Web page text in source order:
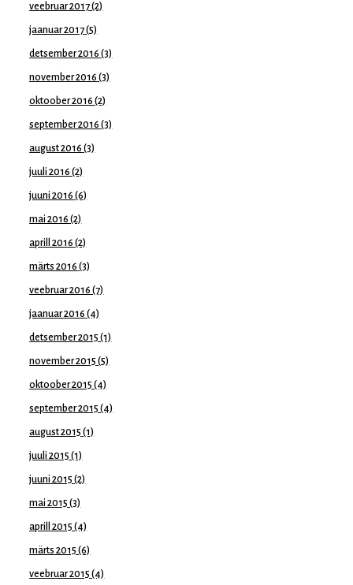
veebruar 2017(2)
jaanuar 2017(5)
detsember 2016 (3)
november 2016 (3)
oktoober 2016 (2)
september 2016 (3)
august 2016 (3)
juuli 2016 (2)
juuni 2016 (6)
mai 2016 (2)
aprill 2016 (2)
märts 2016 (3)
veebruar 2016 (7)
jaanuar 2016 (4)
detsember 2015 (1)
november 2015 (5)
oktoober 2015 (4)
september 2015 (4)
august 2015 (1)
juuli 2015 (1)
juuni 2015 (2)
mai 2015 (3)
aprill 2015 (4)
märts 2015 (6)
veebruar 2015 (4)